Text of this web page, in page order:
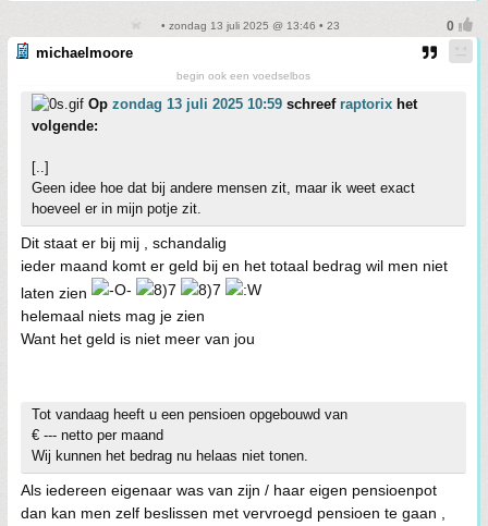
• zondag 13 juli 2025 @ 13:46 • 23
michaelmoore
begin ook een voedselbos
Op zondag 13 juli 2025 10:59 schreef raptorix het
volgende:
[..]
Geen idee hoe dat bij andere mensen zit, maar ik weet exact
hoeveel er in mijn potje zit.
Dit staat er bij mij , schandalig
ieder maand komt er geld bij en het totaal bedrag wil men niet
laten zien
helemaal niets mag je zien
Want het geld is niet meer van jou
Tot vandaag heeft u een pensioen opgebouwd van
€ --- netto per maand
Wij kunnen het bedrag nu helaas niet tonen.
Als iedereen eigenaar was van zijn / haar eigen pensioenpot
dan kan men zelf beslissen met vervroegd pensioen te gaan ,